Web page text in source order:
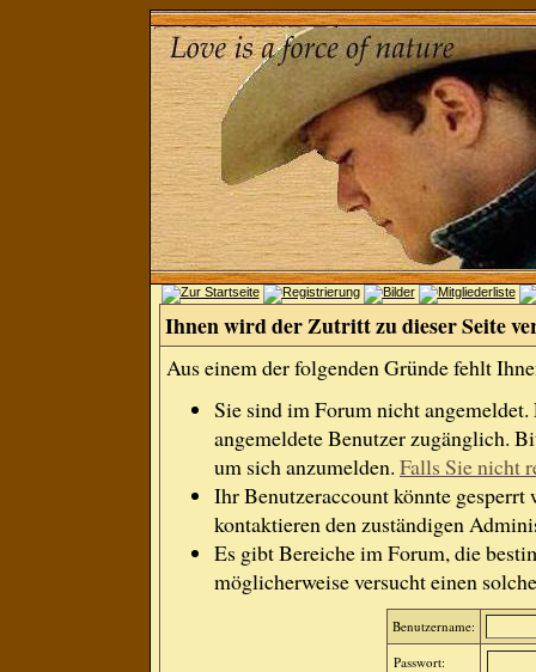
Ihnen wird der Zutritt zu dieser Seite
Aus einem der folgenden Gründe fehlt
Sie sind im Forum nicht
angemeldete Benutzer zugänglich.
um sich anzumelden. Falls Sie nicht
Ihr Benutzeraccount könnte gesperrt
kontaktieren den zuständigen
Es gibt Bereiche im Forum, die
möglicherweise versucht einen
Benutzername:
Passwort: